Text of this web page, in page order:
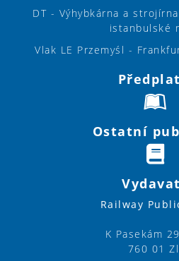
DT - Výhybkárna a
istanbulské
Vlak LE Przemyśl -
Ostatní
Railway
K Pasekám
760 01